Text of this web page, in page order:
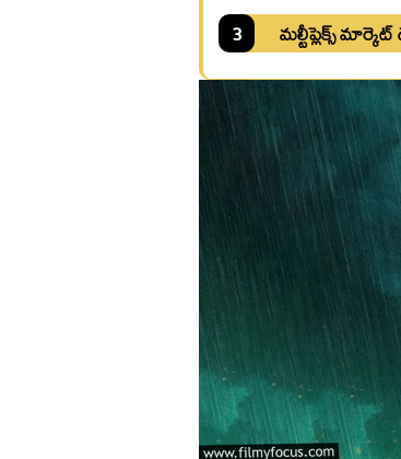
3
మల్టీప్లెక్స్